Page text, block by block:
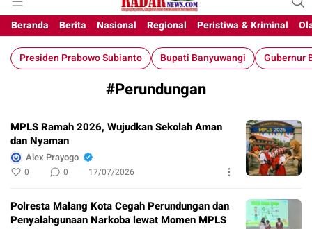
M-Radar News
media online
Beranda
Berita Nasional Regional Peristiwa & Kriminal
Presiden Prabowo Subianto Bupati Banyuwangi Gubernur
#Perundungan
MPLS Ramah 2026, Wujudkan Sekolah Aman
dan Nyaman
Alex Prayogo
0 0 17/07/2026
Polresta Malang Kota Cegah Perundungan dan
Penyalahgunaan Narkoba lewat Momen MPLS